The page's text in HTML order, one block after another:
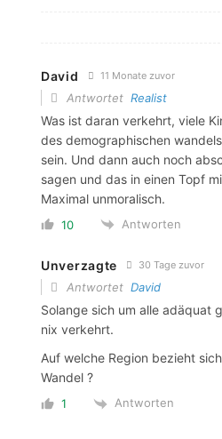
David 11 Monate zuvor
Antwortet Realist
Was ist daran verkehrt, viele
des demographischen
sein. Und dann auch noch
sagen und das in einen Topf
Maximal unmoralisch.
10 Antworten
Unverzagte 30 Tage zuvor
Antwortet David
Solange sich um alle adäquat
nix verkehrt.
Auf welche Region bezieht
Wandel ?
1 Antworten